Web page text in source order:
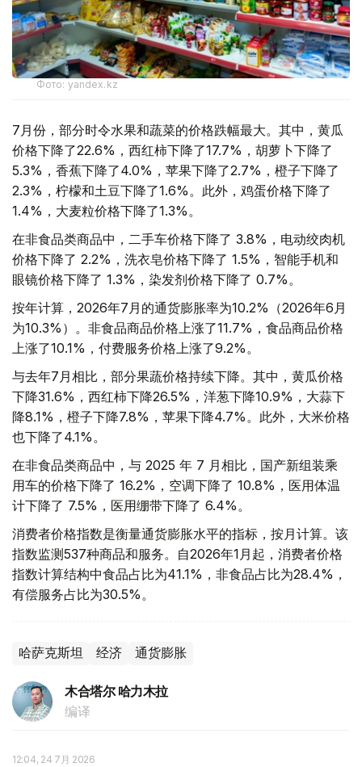
Фото: yandex.kz
7月份，部分时令水果和蔬菜的价格跌幅最大。其中，黄瓜
价格下降了22.6%，西红柿下降了17.7%，胡萝卜下降了
5.3%，香蕉下降了4.0%，苹果下降了2.7%，橙子下降了
2.3%，柠檬和土豆下降了1.6%。此外，鸡蛋价格下降了
1.4%，大麦粒价格下降了1.3%。
在非食品类商品中，二手车价格下降了 3.8%，电动绞肉机
价格下降了 2.2%，洗衣皂价格下降了 1.5%，智能手机和
眼镜价格下降了 1.3%，染发剂价格下降了 0.7%。
按年计算，2026年7月的通货膨胀率为10.2%（2026年6月
为10.3%）。非食品商品价格上涨了11.7%，食品商品价格
上涨了10.1%，付费服务价格上涨了9.2%。
与去年7月相比，部分果蔬价格持续下降。其中，黄瓜价格
下降31.6%，西红柿下降26.5%，洋葱下降10.9%，大蒜下
降8.1%，橙子下降7.8%，苹果下降4.7%。此外，大米价格
也下降了4.1%。
在非食品类商品中，与 2025 年 7 月相比，国产新组装乘
用车的价格下降了 16.2%，空调下降了 10.8%，医用体温
计下降了 7.5%，医用绷带下降了 6.4%。
消费者价格指数是衡量通货膨胀水平的指标，按月计算。该
指数监测537种商品和服务。自2026年1月起，消费者价格
指数计算结构中食品占比为41.1%，非食品占比为28.4%，
有偿服务占比为30.5%。
哈萨克斯坦 经济 通货膨胀
木合塔尔 哈力木拉
编译
12:04, 24 7月 2026